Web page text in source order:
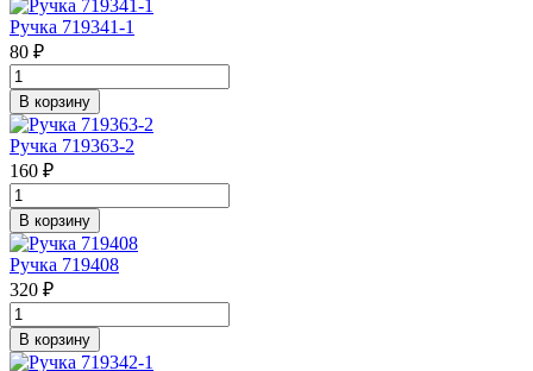
Ручка 719341-1
80 ₽
В корзину
Ручка 719363-2
160 ₽
В корзину
Ручка 719408
320 ₽
В корзину